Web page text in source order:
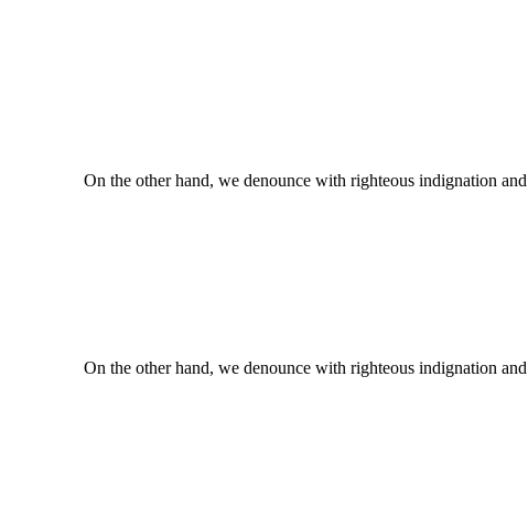
On the other hand, we denounce with righteous indignation
On the other hand, we denounce with righteous indignation